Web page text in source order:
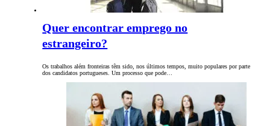
Quer encontrar emprego no
estrangeiro?
Os trabalhos além fronteiras têm sido, nos últimos tempos, muito populares por parte
dos candidatos portugueses. Um processo que pode…